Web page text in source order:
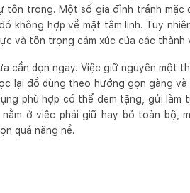
tôn trọng. Một số gia đình tránh mặc
không hợp về mặt tâm linh. Tuy
và tôn trọng cảm xúc của các thành
cần dọn ngay. Việc giữ nguyên một
lại đồ dùng theo hướng gọn gàng
phù hợp có thể đem tặng, gửi
ở việc phải giữ hay bỏ toàn bộ,
quá nặng nề.